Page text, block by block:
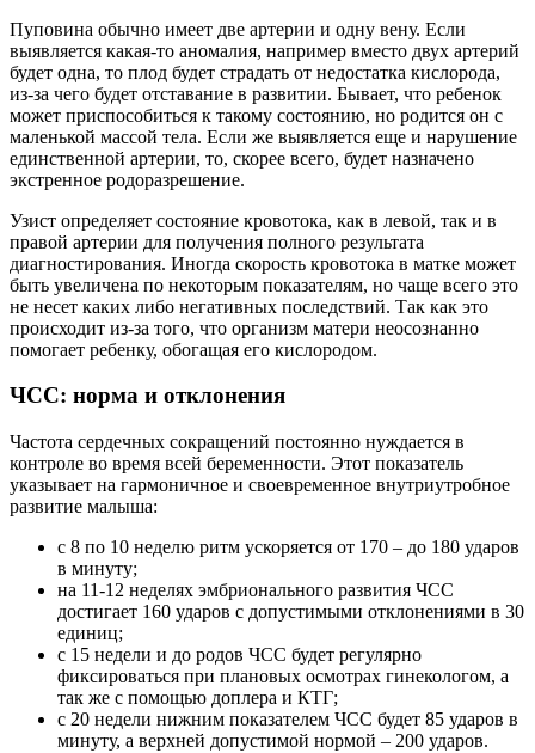
Пуповина обычно имеет две артерии и одну вену. Если
выявляется какая-то аномалия, например вместо двух артерий
будет одна, то плод будет страдать от недостатка кислорода,
из-за чего будет отставание в развитии. Бывает, что ребенок
может приспособиться к такому состоянию, но родится он с
маленькой массой тела. Если же выявляется еще и нарушение
единственной артерии, то, скорее всего, будет назначено
экстренное родоразрешение.
Узист определяет состояние кровотока, как в левой, так и в
правой артерии для получения полного результата
диагностирования. Иногда скорость кровотока в матке может
быть увеличена по некоторым показателям, но чаще всего это
не несет каких либо негативных последствий. Так как это
происходит из-за того, что организм матери неосознанно
помогает ребенку, обогащая его кислородом.
ЧСС: норма и отклонения
Частота сердечных сокращений постоянно нуждается в
контроле во время всей беременности. Этот показатель
указывает на гармоничное и своевременное внутриутробное
развитие малыша:
с 8 по 10 неделю ритм ускоряется от 170 – до 180 ударов
в минуту;
на 11-12 неделях эмбрионального развития ЧСС
достигает 160 ударов с допустимыми отклонениями в 30
единиц;
с 15 недели и до родов ЧСС будет регулярно
фиксироваться при плановых осмотрах гинекологом, а
так же с помощью доплера и КТГ;
с 20 недели нижним показателем ЧСС будет 85 ударов в
минуту, а верхней допустимой нормой – 200 ударов.